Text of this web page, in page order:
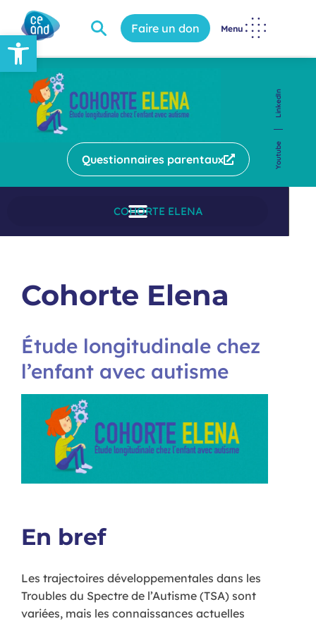
Ouvrir la barre d’outils Faire un don Menu
Youtube
LinkedIn
Questionnaires parentaux
COHORTE ELENA
Cohorte Elena
Étude longitudinale chez
l’enfant avec autisme
En bref
Les trajectoires développementales dans les
Troubles du Spectre de l’Autisme (TSA) sont
variées, mais les connaissances actuelles